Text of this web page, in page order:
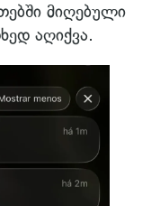
მიღებული
აღიქვა.